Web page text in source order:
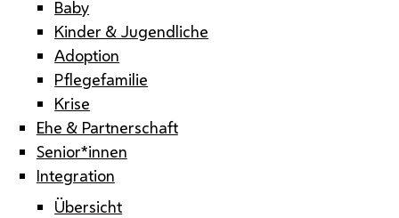
Baby
Kinder & Jugendliche
Adoption
Pflegefamilie
Krise
Ehe & Partnerschaft
Senior*innen
Integration
Übersicht